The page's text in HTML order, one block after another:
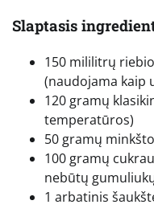
Slaptasis
150 mililitrų
(naudojama kaip
120 gramų
temperatūros)
50 gramų
100 gramų
nebūtų
1 arbatinis